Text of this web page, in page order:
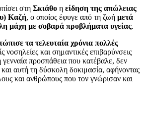
στη Σκιάθο η είδηση της απώλειας
Καζή, ο οποίος έφυγε από τη ζωή μετά
μάχη με σοβαρά προβλήματα υγείας.
τα τελευταία χρόνια πολλές
νοσηλείες και σημαντικές επιβαρύνσεις
γενναία προσπάθεια που κατέβαλε, δεν
αυτή τη δύσκολη δοκιμασία, αφήνοντας
και ανθρώπους που τον γνώρισαν και